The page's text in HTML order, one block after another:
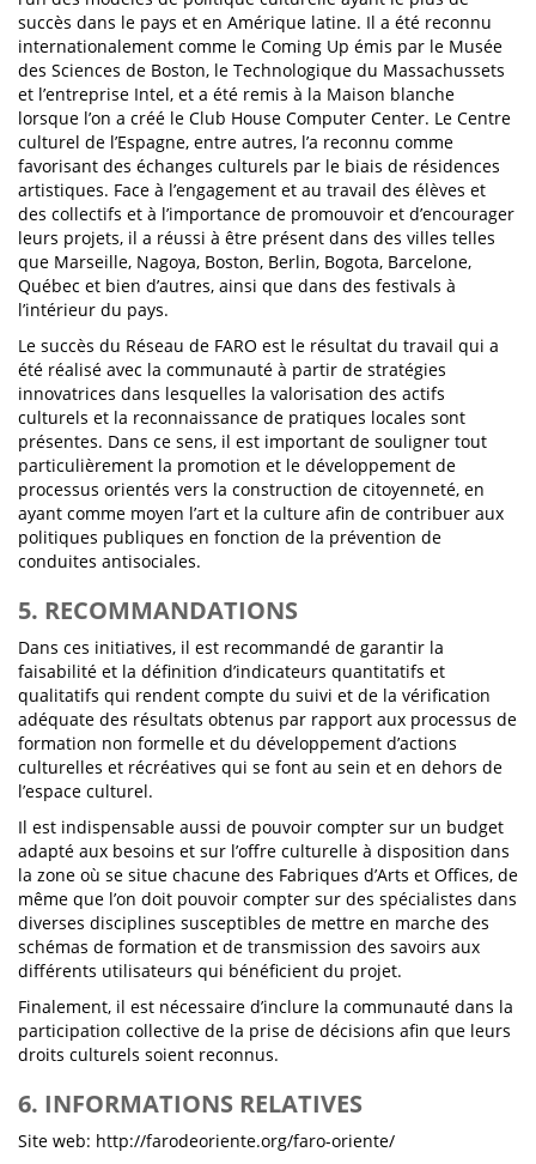
succès dans le pays et en Amérique latine. Il a été reconnu
internationalement comme le Coming Up émis par le Musée
des Sciences de Boston, le Technologique du Massachussets
et l’entreprise Intel, et a été remis à la Maison blanche
lorsque l’on a créé le Club House Computer Center. Le Centre
culturel de l’Espagne, entre autres, l’a reconnu comme
favorisant des échanges culturels par le biais de résidences
artistiques. Face à l’engagement et au travail des élèves et
des collectifs et à l’importance de promouvoir et d’encourager
leurs projets, il a réussi à être présent dans des villes telles
que Marseille, Nagoya, Boston, Berlin, Bogota, Barcelone,
Québec et bien d’autres, ainsi que dans des festivals à
l’intérieur du pays.
Le succès du Réseau de FARO est le résultat du travail qui a
été réalisé avec la communauté à partir de stratégies
innovatrices dans lesquelles la valorisation des actifs
culturels et la reconnaissance de pratiques locales sont
présentes. Dans ce sens, il est important de souligner tout
particulièrement la promotion et le développement de
processus orientés vers la construction de citoyenneté, en
ayant comme moyen l’art et la culture afin de contribuer aux
politiques publiques en fonction de la prévention de
conduites antisociales.
5. RECOMMANDATIONS
Dans ces initiatives, il est recommandé de garantir la
faisabilité et la définition d’indicateurs quantitatifs et
qualitatifs qui rendent compte du suivi et de la vérification
adéquate des résultats obtenus par rapport aux processus de
formation non formelle et du développement d’actions
culturelles et récréatives qui se font au sein et en dehors de
l’espace culturel.
Il est indispensable aussi de pouvoir compter sur un budget
adapté aux besoins et sur l’offre culturelle à disposition dans
la zone où se situe chacune des Fabriques d’Arts et Offices, de
même que l’on doit pouvoir compter sur des spécialistes dans
diverses disciplines susceptibles de mettre en marche des
schémas de formation et de transmission des savoirs aux
différents utilisateurs qui bénéficient du projet.
Finalement, il est nécessaire d’inclure la communauté dans la
participation collective de la prise de décisions afin que leurs
droits culturels soient reconnus.
6. INFORMATIONS RELATIVES
Site web: http://farodeoriente.org/faro-oriente/